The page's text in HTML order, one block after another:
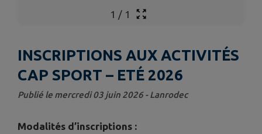
1 / 1
INSCRIPTIONS AUX ACTIVITÉS
CAP SPORT – ETÉ 2026
Publié le mercredi 03 juin 2026 - Lanrodec
Modalités d’inscriptions :